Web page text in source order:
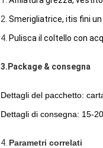
2. Smerigliatrice, itis fini
4. Pulisca il coltello con
3.Package & consegna
Dettagli del pacchetto:
Dettagli di consegna: 15-
4. Parametri correlati